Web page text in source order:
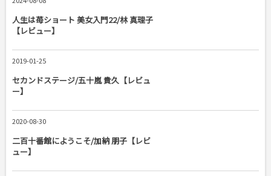
人生は苺ショート 美女入門22/林 真理子
【レビュー】
2019-01-25
セカンドステージ/五十嵐 貴久【レビュ
ー】
2020-08-30
二百十番館にようこそ/加納 朋子【レビ
ュー】